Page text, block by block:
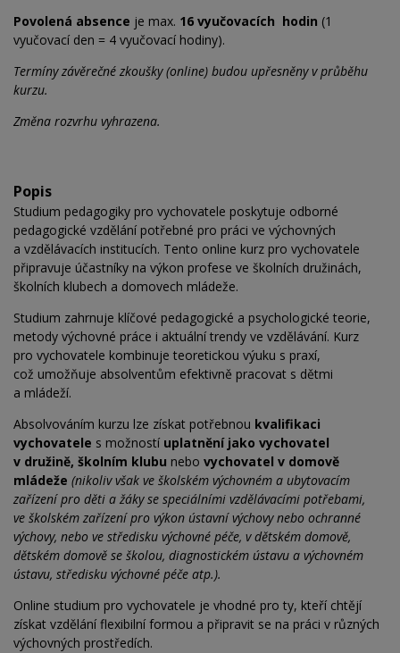
Povolená absence je max. 16 vyučovacích hodin (1
vyučovací den = 4 vyučovací hodiny).
Termíny závěrečné zkoušky (online) budou upřesněny v průběhu
kurzu.
Změna rozvrhu vyhrazena.
Popis
Studium pedagogiky pro vychovatele poskytuje odborné
pedagogické vzdělání potřebné pro práci ve výchovných
a vzdělávacích institucích. Tento online kurz pro vychovatele
připravuje účastníky na výkon profese ve školních družinách,
školních klubech a domovech mládeže.
Studium zahrnuje klíčové pedagogické a psychologické teorie,
metody výchovné práce i aktuální trendy ve vzdělávání. Kurz
pro vychovatele kombinuje teoretickou výuku s praxí,
což umožňuje absolventům efektivně pracovat s dětmi
a mládeží.
Absolvováním kurzu lze získat potřebnou kvalifikaci
vychovatele s možností uplatnění jako vychovatel
v družině, školním klubu nebo vychovatel v domově
mládeže (nikoliv však ve školském výchovném a ubytovacím
zařízení pro děti a žáky se speciálními vzdělávacími potřebami,
ve školském zařízení pro výkon ústavní výchovy nebo ochranné
výchovy, nebo ve středisku výchovné péče, v dětském domově,
dětském domově se školou, diagnostickém ústavu a výchovném
ústavu, středisku výchovné péče atp.).
Online studium pro vychovatele je vhodné pro ty, kteří chtějí
získat vzdělání flexibilní formou a připravit se na práci v různých
výchovných prostředích.